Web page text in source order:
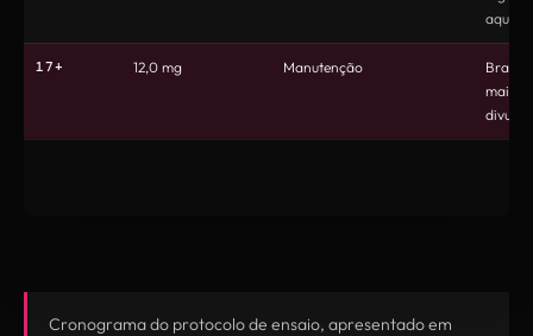
aqui
17+ 12,0 mg Manutenção
Braço
mais
Cronograma do protocolo de ensaio, apresentado em